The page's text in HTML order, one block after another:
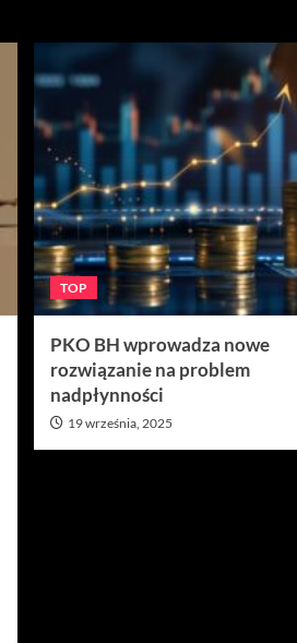
TOP
PKO BH wprowadza nowe
rozwiązanie na problem
nadpłynności
19 września, 2025